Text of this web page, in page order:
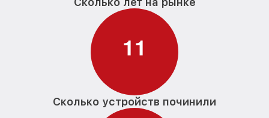
11
Сколько устройств починили